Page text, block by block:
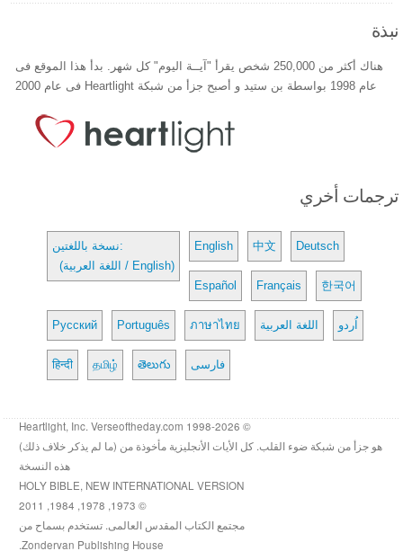
نبذة
هناك أكثر من 250,000 شخص يقرأ "آيــة اليوم" كل شهر. بدأ هذا الموقع فى
عام 1998 بواسطة بن ستيد و أصبح جزأ من شبكة Heartlight فى عام 2000
ترجمات أخري
نسخة باللغتين:
(اللغة العربية / English)
English 中文 Deutsch
Español Français 한국어
Русский Português ภาษาไทย اللغة العربية اُردو
हिन्दी தமிழ் తెలుగు فارسی
© 1998-2026 Heartlight, Inc. Verseoftheday.com
هو جزأ من شبكة ضوء القلب. كل الأيات الأنجليزية مأخوذة من (ما لم يذكر خلاف ذلك)
هذه النسخة
HOLY BIBLE, NEW INTERNATIONAL VERSION
© 1973, 1978, 1984, 2011
مجتمع الكتاب المقدس العالمى. تستخدم بسماح من
Zondervan Publishing House.